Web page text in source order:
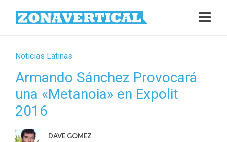
Noticias Latinas
Armando Sánchez Provocará
una «Metanoia» en Expolit
2016
DAVE GOMEZ